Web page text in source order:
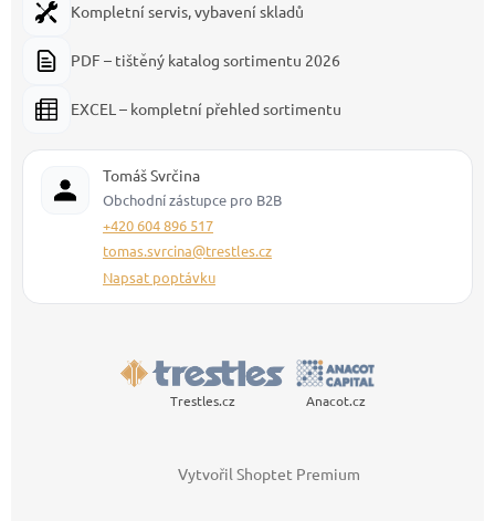
Kompletní servis, vybavení skladů
PDF – tištěný katalog sortimentu 2026
EXCEL – kompletní přehled sortimentu
Tomáš Svrčina
Obchodní zástupce pro B2B
+420 604 896 517
tomas.svrcina@trestles.cz
Napsat poptávku
Trestles.cz Anacot.cz
Vytvořil Shoptet Premium